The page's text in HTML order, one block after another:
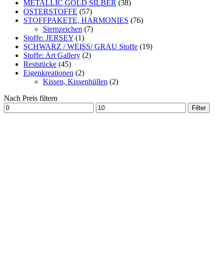
METALLIC GOLD SILBER (38)
OSTERSTOFFE (57)
STOFFPAKETE, HARMONIES (76)
Sternzeichen (7)
Stoffe: JERSEY (1)
SCHWARZ / WEISS/ GRAU Stoffe (19)
Stoffe: Art Gallery (2)
Reststücke (45)
Eigenkreationen (2)
Kissen, Kissenhüllen (2)
Nach Preis filtern
Min.
Preis
Max.
Preis
Filter